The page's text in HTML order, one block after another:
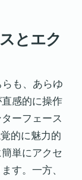
とエク
も、あらゆ
感的に操作
ーフェース
的に魅力的
単にアクセ
す。一方、